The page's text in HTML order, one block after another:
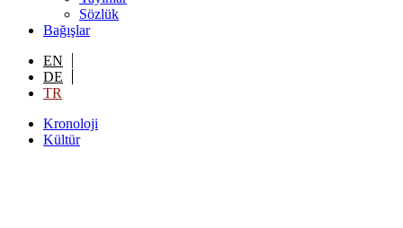
Sözlük
Bağışlar
EN
DE
TR
Kronoloji
Kültür